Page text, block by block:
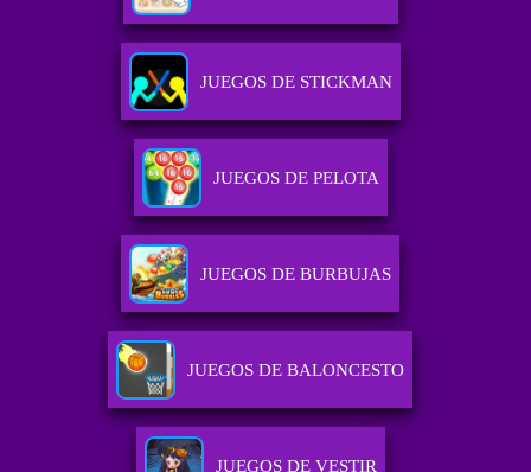
JUEGOS DE STICKMAN
JUEGOS DE PELOTA
JUEGOS DE BURBUJAS
JUEGOS DE BALONCESTO
JUEGOS DE VESTIR